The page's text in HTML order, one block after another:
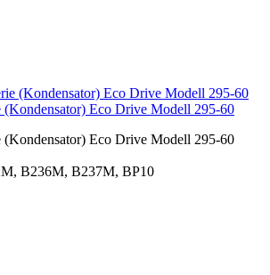
(Kondensator) Eco Drive Modell 295-60
(Kondensator) Eco Drive Modell 295-60
B236M, B237M, BP10